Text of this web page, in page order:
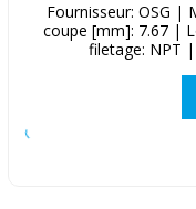
Fournisseur: OSG |
coupe [mm]: 7.67 |
filetage: NPT